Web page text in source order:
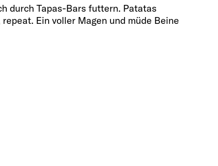
durch Tapas-Bars futtern. Patatas
Ein voller Magen und müde Beine